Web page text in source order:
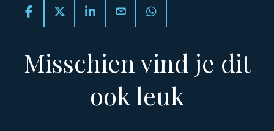
email
Misschien vind je dit
ook leuk